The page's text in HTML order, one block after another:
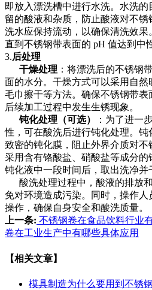
即放入漂洗槽中进行水洗。水洗
留的酸液和杂质，防止酸液对不
洗水应保持流动，以确保清洗效果
直到不锈钢带表面的 pH 值达到中
3.后处理
干燥处理 ：将漂洗后的不锈钢
面的水分。干燥方式可以采用自
毛巾擦干等方法。确保不锈钢带
后续加工过程中发生生锈现象。
钝化处理（可选）
：为了进一
性，可在酸洗后进行钝化处理。
致密的钝化膜，阻止外界介质对
采用含有铬酸盐、硝酸盐等成分
钝化液中一段时间后，取出洗净并
酸洗处理过程中，酸液的排放
免对环境造成污染。同时，操作
操作，确保自身安全和酸洗质量。
上一条: 不锈钢卷在食品饮料行业
卷在工业生产中有哪些具体应用
【相关文章】
模具制造为什么要用到不锈